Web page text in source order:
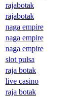
rajabotak
rajabotak
naga empire
naga empire
naga empire
slot pulsa
raja botak
live casino
raja botak